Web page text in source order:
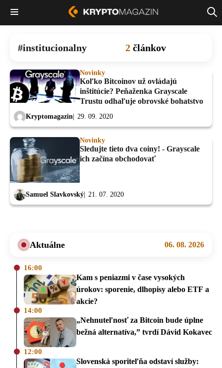
institucionalny 2 článkov
Novinky
Koľko Bitcoinov už ovládajú
inštitúcie? Peňaženka Grayscale
Trustu odhaľuje obrovské bohatstvo
Kryptomagazin 29. 09. 2020
Novinky
Sledujte tieto dva coiny! - Grayscale
ich začína obchodovať
Samuel Slavkovský 21. 07. 2020
Aktuálne 06. 08. 2026
16:00
Kam s peniazmi v čase vysokých
úrokov: sporenie, dlhopisy alebo ETF a
akcie?
14:00
„Nehnuteľnosť za Bitcoin bude úplne
bežná alternatíva,” tvrdí Dávid Kokavec
12:00
Slovenská sporiteľňa odstaví služby: